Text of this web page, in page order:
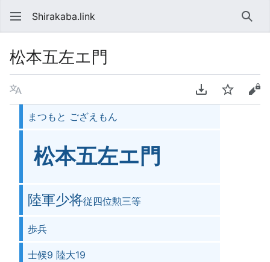
Shirakaba.link 検索
松本五左エ門
言語 PDFをダウンロ
ウォッチソ
まつもと ござえもん
松󠄁本五左エ門
陸軍少将従四位勲三等
歩兵
士候9 陸大19